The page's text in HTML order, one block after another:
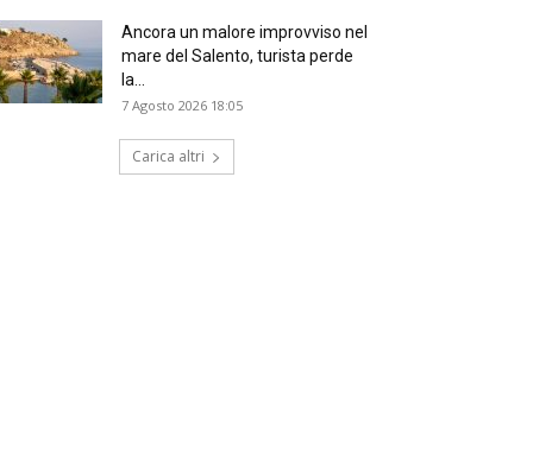
Ancora un malore improvviso nel
mare del Salento, turista perde
la...
7 Agosto 2026 18:05
Carica altri